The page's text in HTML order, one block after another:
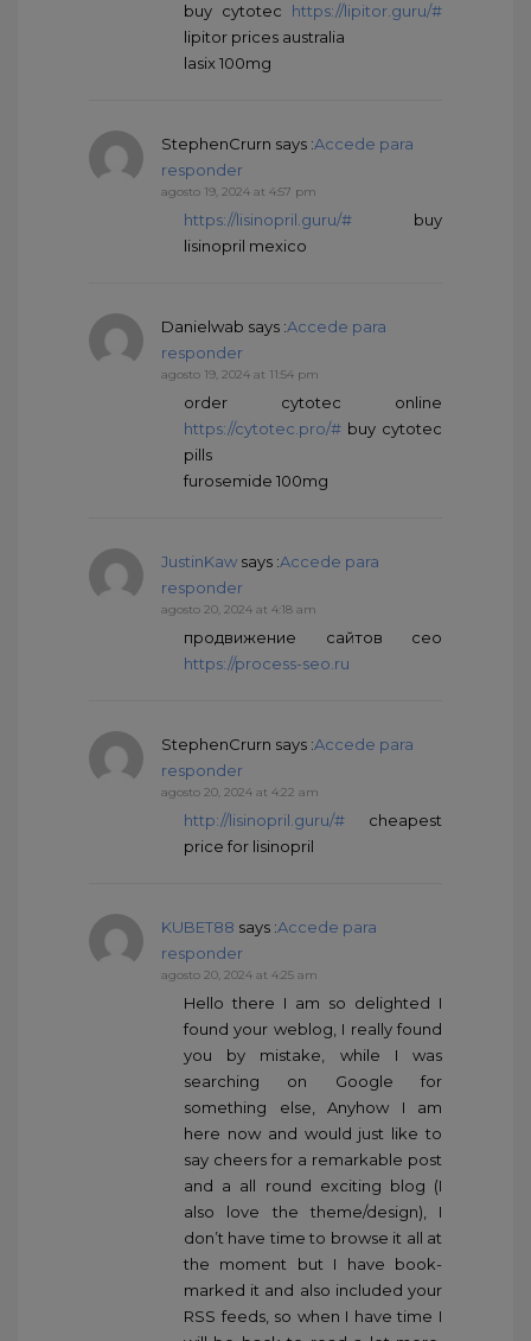
buy cytotec https://lipitor.guru/#
lipitor prices australia
lasix 100mg
StephenCrurn says :Accede para
responder
agosto 19, 2024 at 4:57 pm
https://lisinopril.guru/# buy
lisinopril mexico
Danielwab says :Accede para
responder
agosto 19, 2024 at 11:54 pm
order cytotec online
https://cytotec.pro/# buy cytotec
pills
furosemide 100mg
JustinKaw says :Accede para
responder
agosto 20, 2024 at 4:18 am
продвижение сайтов сео
https://process-seo.ru
StephenCrurn says :Accede para
responder
agosto 20, 2024 at 4:22 am
http://lisinopril.guru/# cheapest
price for lisinopril
KUBET88 says :Accede para
responder
agosto 20, 2024 at 4:25 am
Hello there I am so delighted I
found your weblog, I really found
you by mistake, while I was
searching on Google for
something else, Anyhow I am
here now and would just like to
say cheers for a remarkable post
and a all round exciting blog (I
also love the theme/design), I
don’t have time to browse it all at
the moment but I have book-
marked it and also included your
RSS feeds, so when I have time I